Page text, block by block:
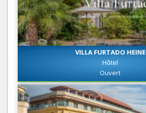
VILLA FURTADO HEINE
Hôtel
Ouvert